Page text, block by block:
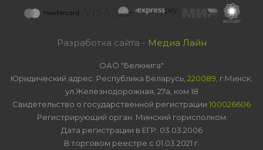
Разработка сайта - Медиа Лайн
ОАО "Белкнига"
Юридический адрес: Республика Беларусь, 220089 , г.Минск,
ул.Железнодорожная, 27а, ком 18
Свидетельство о государственной регистрации 100026606
Регистрирующий орган: Минский горисполком
Дата регистрации в ЕГР: 03.03.2006
В торговом реестре с 01.03.2021 г.